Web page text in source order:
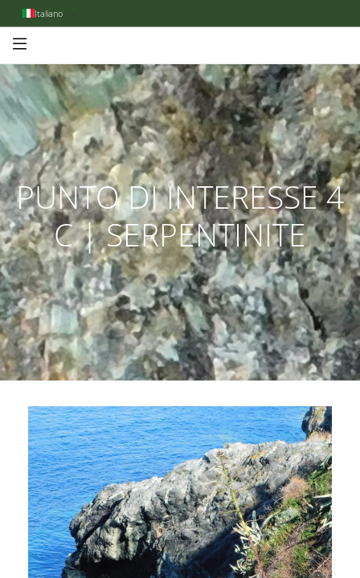
Italiano
PUNTO DI INTERESSE 4
C | SERPENTINITE